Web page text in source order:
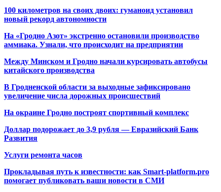
100 километров на своих двоих: гуманоид установил
новый рекорд автономности
На «Гродно Азот» экстренно остановили производство
аммиака. Узнали, что происходит на предприятии
Между Минском и Гродно начали курсировать автобусы
китайского производства
В Гродненской области за выходные зафиксировано
увеличение числа дорожных происшествий
На окраине Гродно построят спортивный комплекс
Доллар подорожает до 3,9 рубля — Евразийский Банк
Развития
Услуги ремонта часов
Прокладывая путь к известности: как Smart-platform.pro
помогает публиковать ваши новости в СМИ